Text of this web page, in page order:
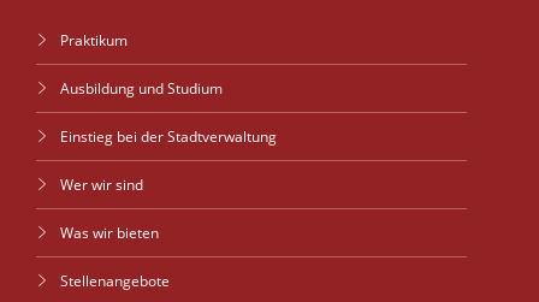
Praktikum
Ausbildung und Studium
Einstieg bei der Stadtverwaltung
Wer wir sind
Was wir bieten
Stellenangebote